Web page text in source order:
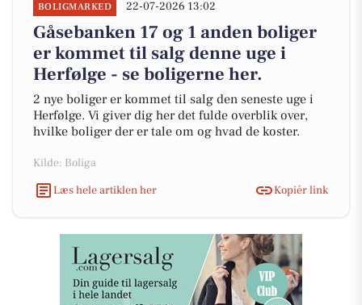
BOLIGMARKED 22-07-2026 13:02
Gåsebanken 17 og 1 anden boliger
er kommet til salg denne uge i
Herfølge - se boligerne her.
2 nye boliger er kommet til salg den seneste uge i
Herfølge. Vi giver dig her det fulde overblik over,
hvilke boliger der er tale om og hvad de koster.
Kilde: Boliga
Læs hele artiklen her
Kopiér link